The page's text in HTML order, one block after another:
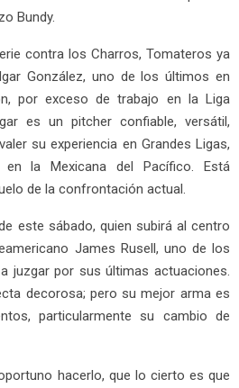
Bundy.
contra los Charros, Tomateros ya
González, uno de los últimos en
por exceso de trabajo en la Liga
es un pitcher confiable, versátil,
su experiencia en Grandes Ligas,
la Mexicana del Pacífico. Está
de la confrontación actual.
este sábado, quien subirá al centro
James Rusell, uno de los
juzgar por sus últimas actuaciones.
decorosa; pero su mejor arma es
particularmente su cambio de
hacerlo, que lo cierto es que